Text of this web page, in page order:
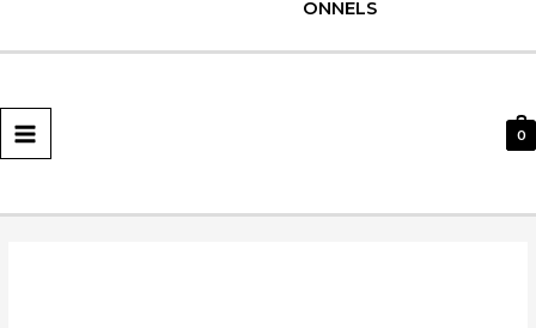
ONNELS
PRINCIPAL
0